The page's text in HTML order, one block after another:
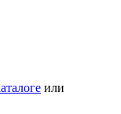
или